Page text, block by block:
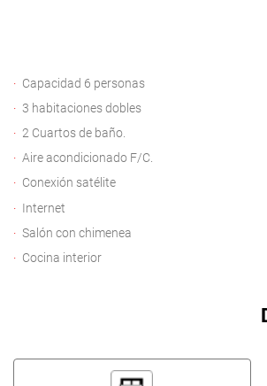
Capacidad 6 personas
3 habitaciones dobles
2 Cuartos de baño.
Aire acondicionado F/C.
Conexión satélite
Internet
Salón con chimenea
Cocina interior